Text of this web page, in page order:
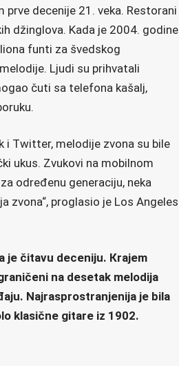
decenije 21. veka. Restorani
džinglova. Kada je 2004. godine
funti za švedskog
Ljudi su prihvatali
čuti sa telefona kašalj,
i Twitter, melodije zvona su bile
ukus. Zvukovi na mobilnom
određenu generaciju, neka
zvona“, proglasio je Los Angeles
je čitavu deceniju. Кrajem
na desetak melodija
Najrasprostranjenija je bila
klasične gitare iz 1902.